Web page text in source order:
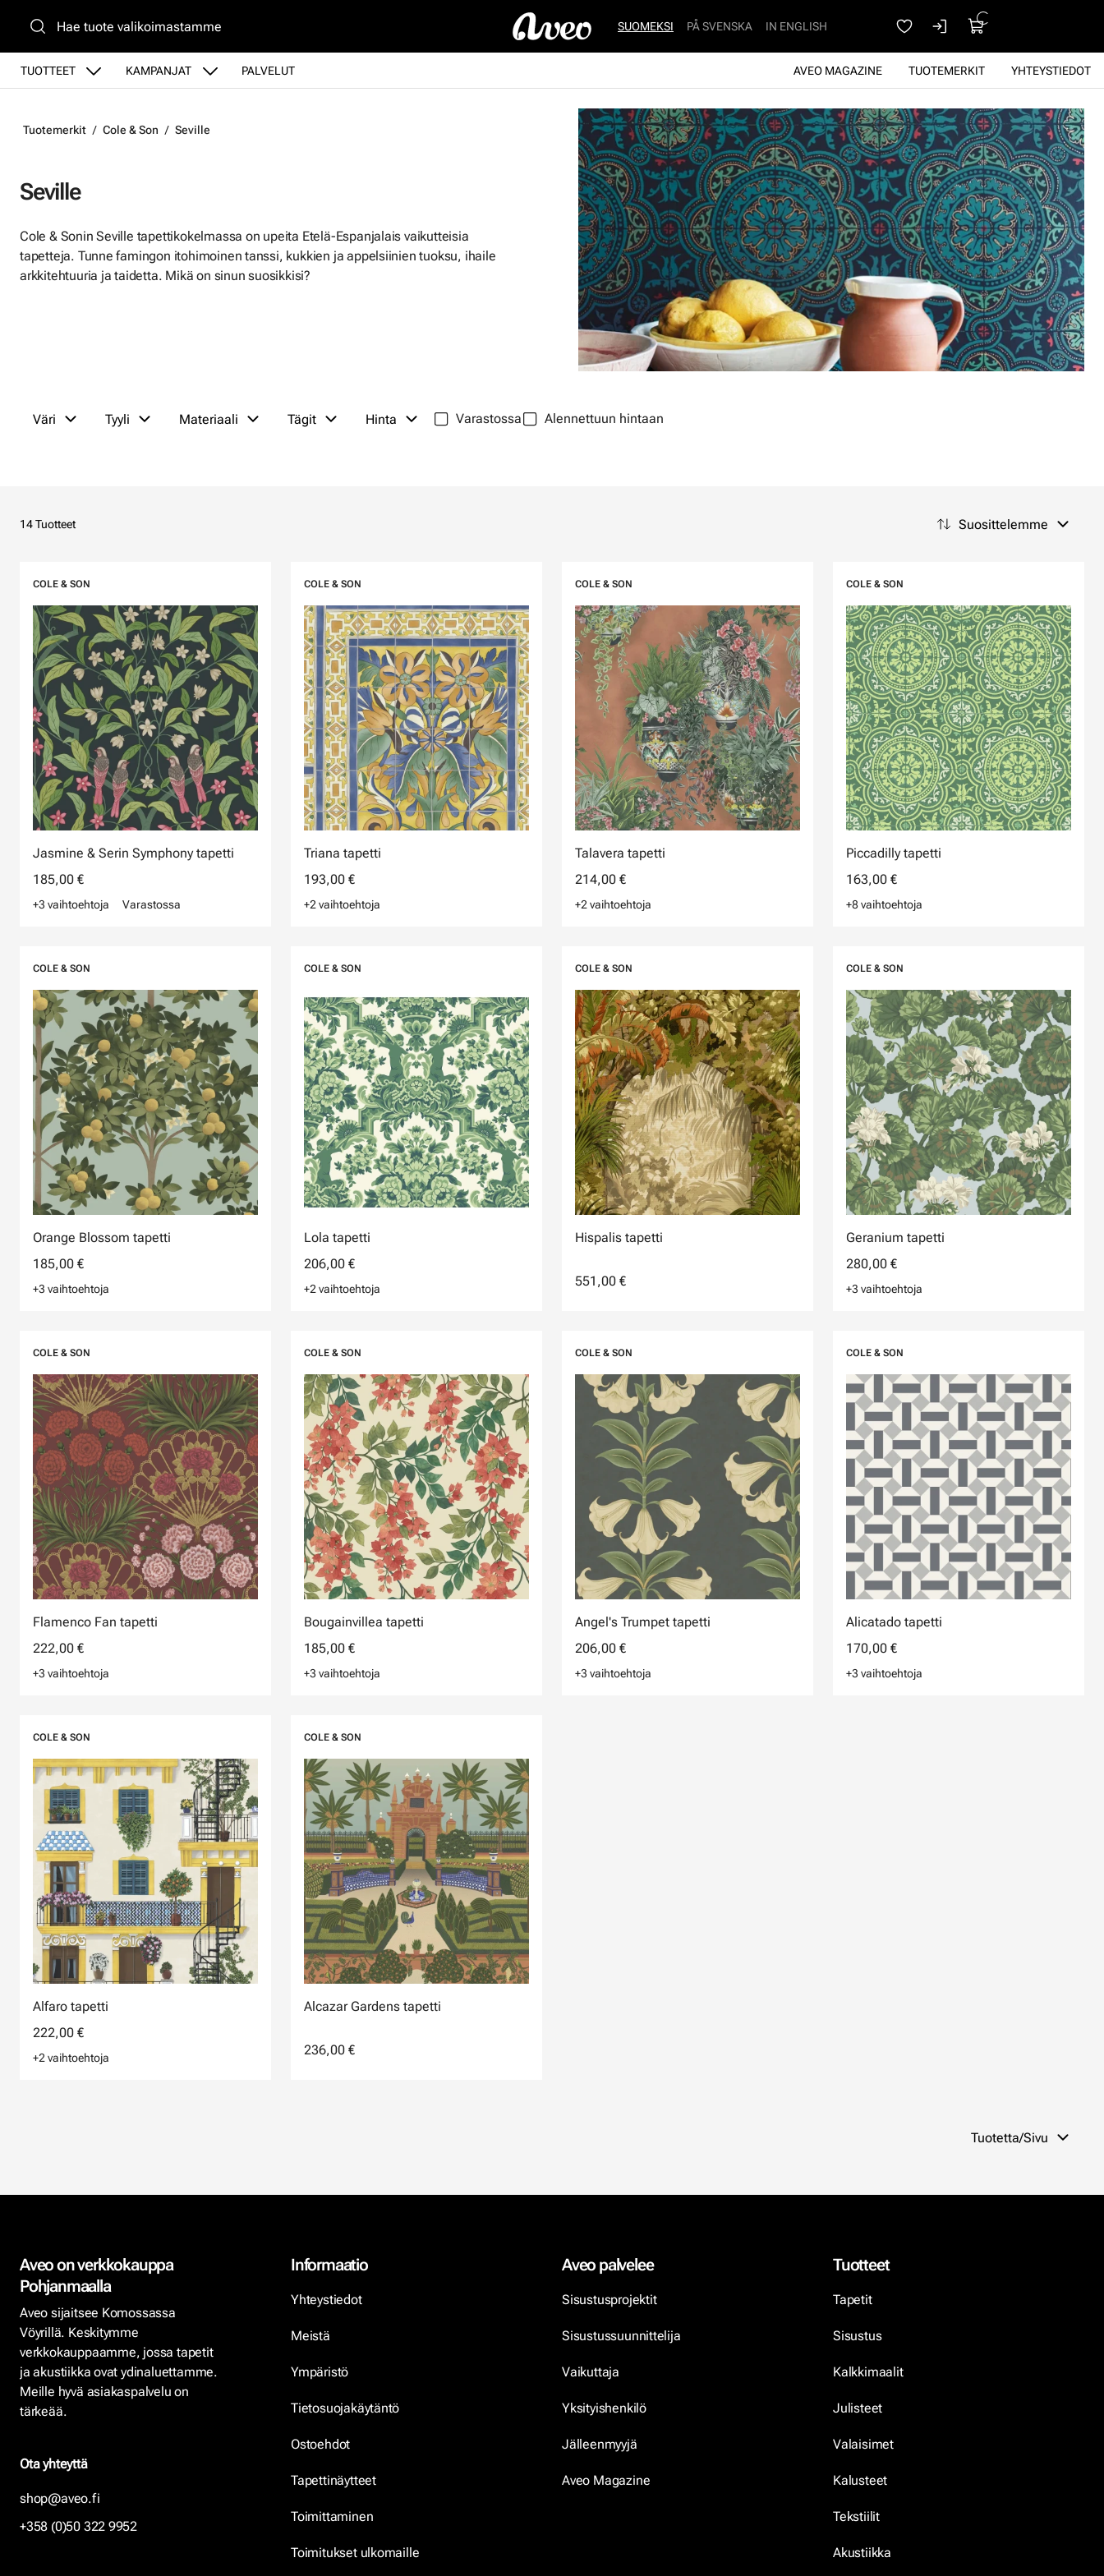
TUOTTEET KAMPANJAT PALVELUT YHTEYSTIEDOT
TUOTEMERKIT
AVEO MAGAZINE
SUOMEKSI PÅ SVENSKA IN ENGLISH
Tuotemerkit Cole & Son Seville
Seville
Cole & Sonin Seville tapettikokelmassa on upeita Etelä-Espanjalais vaikutteisia
tapetteja. Tunne famingon itohimoinen tanssi, kukkien ja appelsiinien tuoksu, ihaile
arkkitehtuuria ja taidetta. Mikä on sinun suosikkisi?
Väri Tyyli Materiaali Tägit Hinta Varastossa Alennettuun hintaan
Suosittelemme
14 Tuotteet
COLE & SON
Jasmine & Serin Symphony tapetti
185,00 €
+3 vaihtoehtoja Varastossa
COLE & SON
Triana tapetti
193,00 €
+2 vaihtoehtoja
COLE & SON
Talavera tapetti
214,00 €
+2 vaihtoehtoja
COLE & SON
Piccadilly tapetti
163,00 €
+8 vaihtoehtoja
COLE & SON
Orange Blossom tapetti
185,00 €
+3 vaihtoehtoja
COLE & SON
Lola tapetti
206,00 €
+2 vaihtoehtoja
COLE & SON
Hispalis tapetti
551,00 €
COLE & SON
Geranium tapetti
280,00 €
+3 vaihtoehtoja
COLE & SON
Flamenco Fan tapetti
222,00 €
+3 vaihtoehtoja
COLE & SON
Bougainvillea tapetti
185,00 €
+3 vaihtoehtoja
COLE & SON
Angel's Trumpet tapetti
206,00 €
+3 vaihtoehtoja
COLE & SON
Alicatado tapetti
170,00 €
+3 vaihtoehtoja
COLE & SON
Alfaro tapetti
222,00 €
+2 vaihtoehtoja
COLE & SON
Alcazar Gardens tapetti
236,00 €
Tuotetta/Sivu
Aveo on verkkokauppa
Pohjanmaalla
Aveo sijaitsee Komossassa
Vöyrillä. Keskitymme
verkkokauppaamme, jossa tapetit
ja akustiikka ovat ydinaluettamme.
Meille hyvä asiakaspalvelu on
tärkeää.
Ota yhteyttä
shop@aveo.fi
+358 (0)50 322 9952
Informaatio
Yhteystiedot
Meistä
Ympäristö
Tietosuojakäytäntö
Ostoehdot
Tapettinäytteet
Toimittaminen
Toimitukset ulkomaille
Aveo palvelee
Sisustusprojektit
Sisustussuunnittelija
Vaikuttaja
Yksityishenkilö
Jälleenmyyjä
Aveo Magazine
Tuotteet
Tapetit
Sisustus
Kalkkimaalit
Julisteet
Valaisimet
Kalusteet
Tekstiilit
Akustiikka